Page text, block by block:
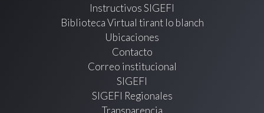
Instructivos SIGEFI
Biblioteca Virtual tirant lo blanch
Ubicaciones
Contacto
Correo institucional
SIGEFI
SIGEFI Regionales
Transparencia